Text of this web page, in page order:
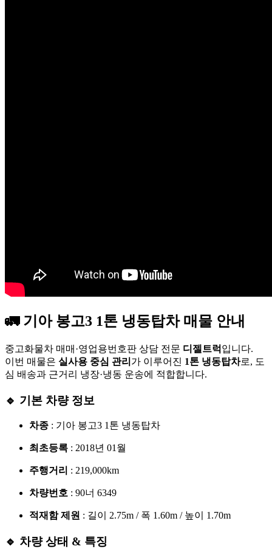
🚛 기아 봉고3 1톤 냉동탑차 매물 안내
중고화물차 매매·영업용번호판 상담 전문 디젤트럭 입니다.
이번 매물은 실사용 중심 관리 가 이루어진 1톤 냉동탑차로, 도
심 배송과 근거리 냉장·냉동 운송에 적합합니다.
🔹 기본 차량 정보
차종 : 기아 봉고3 1톤 냉동탑차
최초등록 : 2018년 01월
주행거리 : 219,000km
차량번호 : 90너 6349
적재함 제원 : 길이 2.75m / 폭 1.60m / 높이 1.70m
🔹 차량 상태 & 특징